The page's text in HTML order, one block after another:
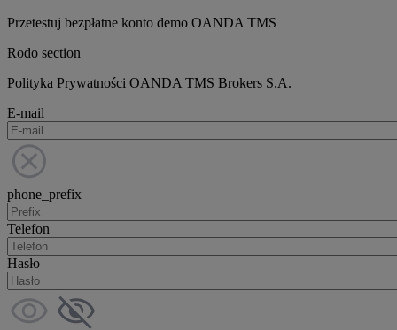
Przetestuj bezpłatne konto demo OANDA TMS
Rodo section
Polityka Prywatności OANDA TMS Brokers S.A.
E-mail
phone_prefix
Telefon
Hasło